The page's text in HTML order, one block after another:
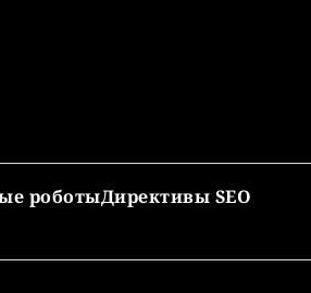
роботыДирективы SEO